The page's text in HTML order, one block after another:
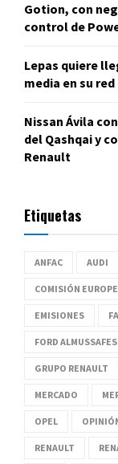
Gotion, con
control de
Lepas quiere
media en su
Nissan Ávila
del Qashqai y
Renault
Etiquetas
ANFAC AUDI
COMISIÓN
EMISIONES
FORD ALMUSSAFES
GRUPO RENAULT
MERCADO
OPEL
RENAULT